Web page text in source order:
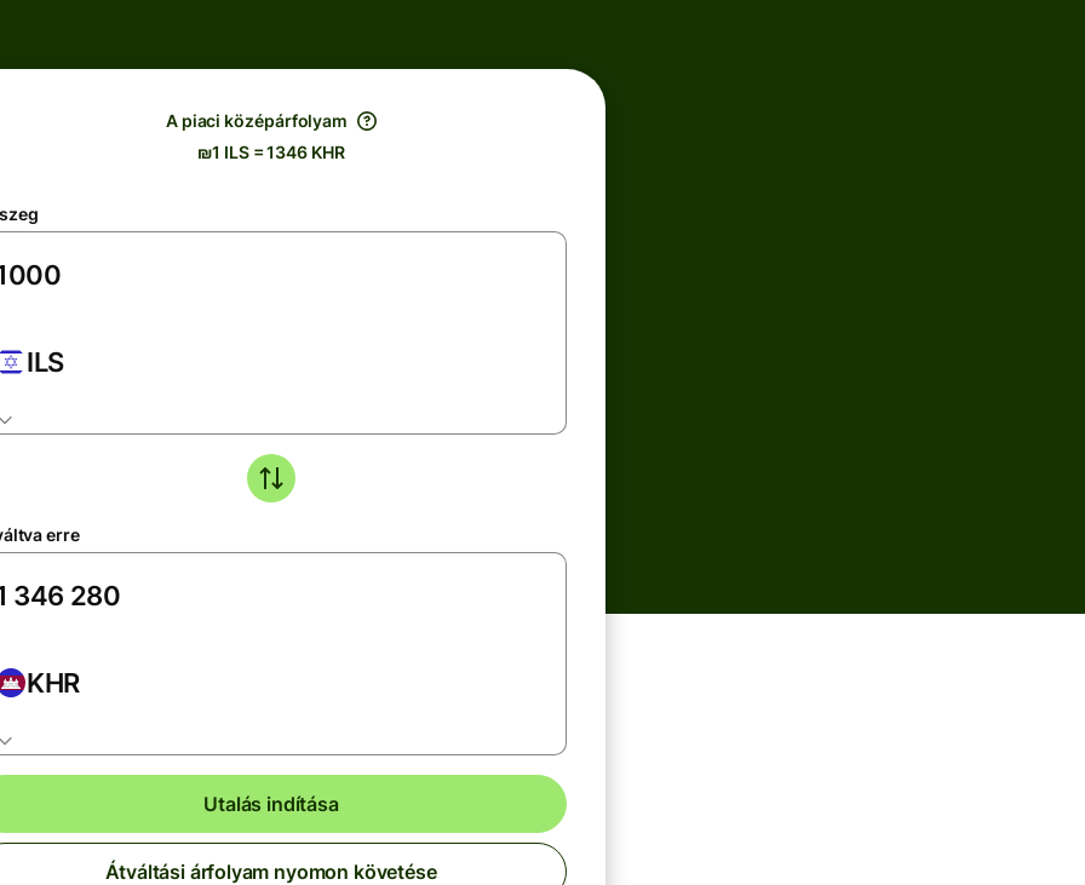
A piaci középárfolyam
₪1 ILS = 1346 KHR
ILS
erre
KHR
Utalás indítása
Átváltási árfolyam nyomon követése